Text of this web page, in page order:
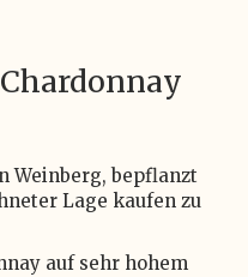
Weinberg, bepflanzt
Lage kaufen zu
auf sehr hohem